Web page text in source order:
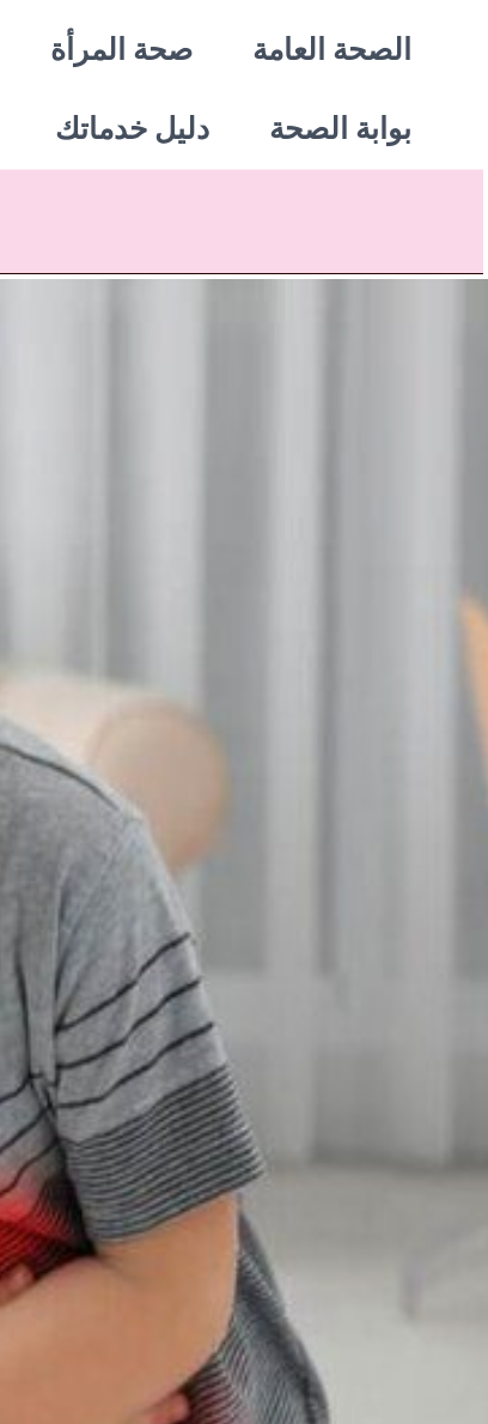
تخطيالصحة العامة صحة المرأة
بوابة الصحة دليل خدماتك